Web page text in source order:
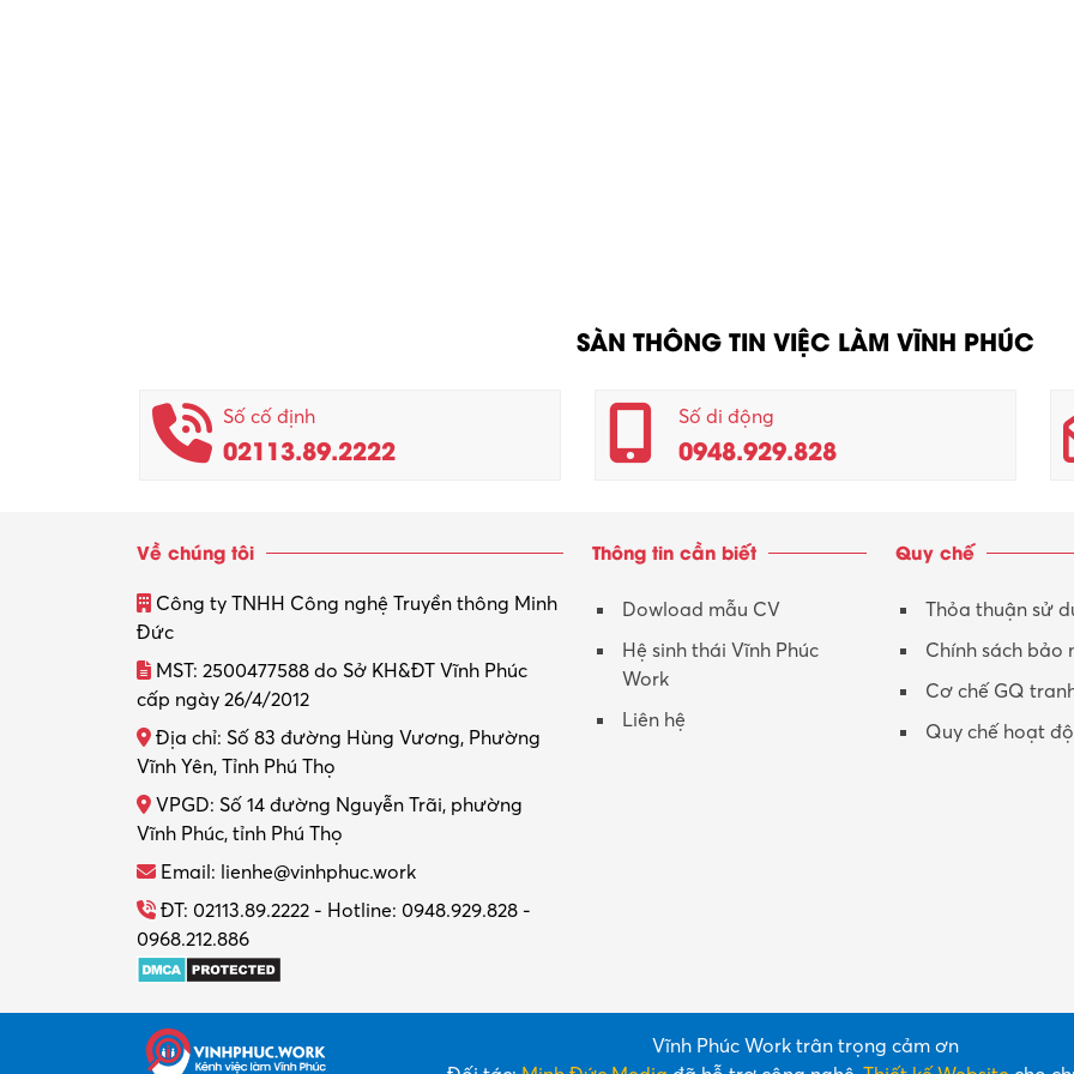
SÀN THÔNG TIN VIỆC LÀM VĨNH PHÚC
Số cố định
02113.89.2222
Số di động
0948.929.828
Về chúng tôi
Công ty TNHH Công nghệ Truyền thông Minh
Đức
MST: 2500477588 do Sở KH&ĐT Vĩnh Phúc
cấp ngày 26/4/2012
Địa chỉ: Số 83 đường Hùng Vương, Phường
Vĩnh Yên, Tỉnh Phú Thọ
VPGD: Số 14 đường Nguyễn Trãi, phường
Vĩnh Phúc, tỉnh Phú Thọ
Email: lienhe@vinhphuc.work
ĐT: 02113.89.2222 - Hotline: 0948.929.828 -
0968.212.886
Thông tin cần biết
Dowload mẫu CV
Hệ sinh thái Vĩnh Phúc
Work
Liên hệ
Quy chế
Thỏa thuận sử
Chính sách bảo
Cơ chế GQ
Quy chế hoạt
Vĩnh Phúc Work trân trọng cảm ơn